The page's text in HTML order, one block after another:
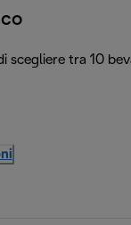
scegliere tra 10